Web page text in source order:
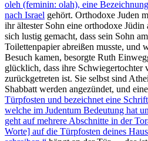
oleh (feminin: olah), eine
nach Israel gehört. Orthodoxe Juden
ihr ältester Sohn eine orthodoxe
sich lustig gemacht, dass sein Sohn
Toilettenpapier abreißen musste, und
Besuch kamen, besorgte Ruth
glücklich, dass ihre Schwiegertochter
zurückgetreten ist. Sie selbst sind
Shabbatt werden angezündet, und eine
Türpfosten und bezeichnet eine
welche im Judentum Bedeutung hat
geht auf mehrere Abschnitte in der
Worte] auf die Türpfosten deines